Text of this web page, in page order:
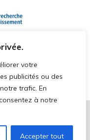
votre
publicités ou des
trafic. En
à notre
Accepter tout
ENVERS LES